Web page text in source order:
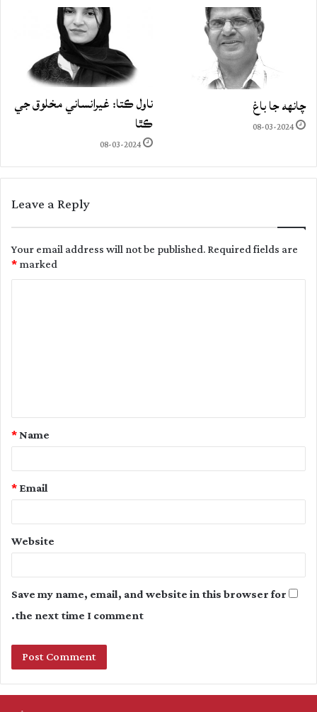
چانهه جا باغ
08-03-2024
ناول ڪتا: غيرانساني مخلوق جي
ڪٿا
08-03-2024
Leave a Reply
Your email address will not be published.Required fields are
marked
*
t
Name
*
Email
*
Website
Save my name, email, and website in this browser for
the next time I comment.